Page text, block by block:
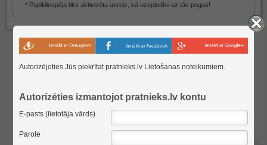
* Papildiespēja tiks aktivizēta uzreiz, kā uzspiedīsi uz tās pogas!
Autorizējoties Jūs piekrītat pratnieks.lv Lietošanas noteikumiem.
Autorizēties izmantojot pratnieks.lv kontu
E-pasts (lietotāja vārds)
Parole